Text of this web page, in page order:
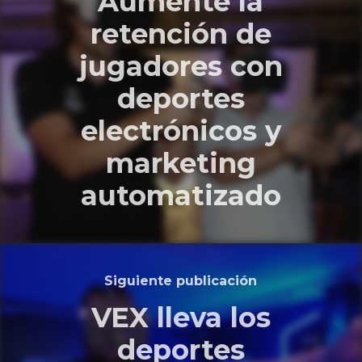
retención de
jugadores con
deportes
electrónicos y
marketing
automatizado
Siguiente publicación
VEX lleva los
deportes